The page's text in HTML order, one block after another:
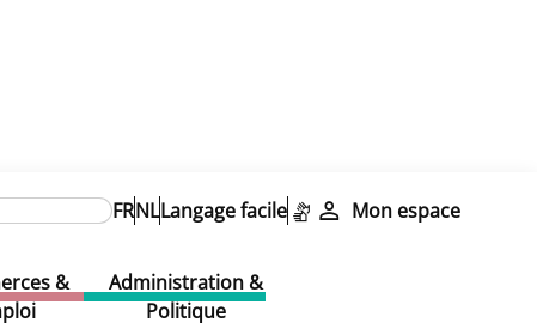
FRNLLangage facile Mon espace
&
Administration &
Politique